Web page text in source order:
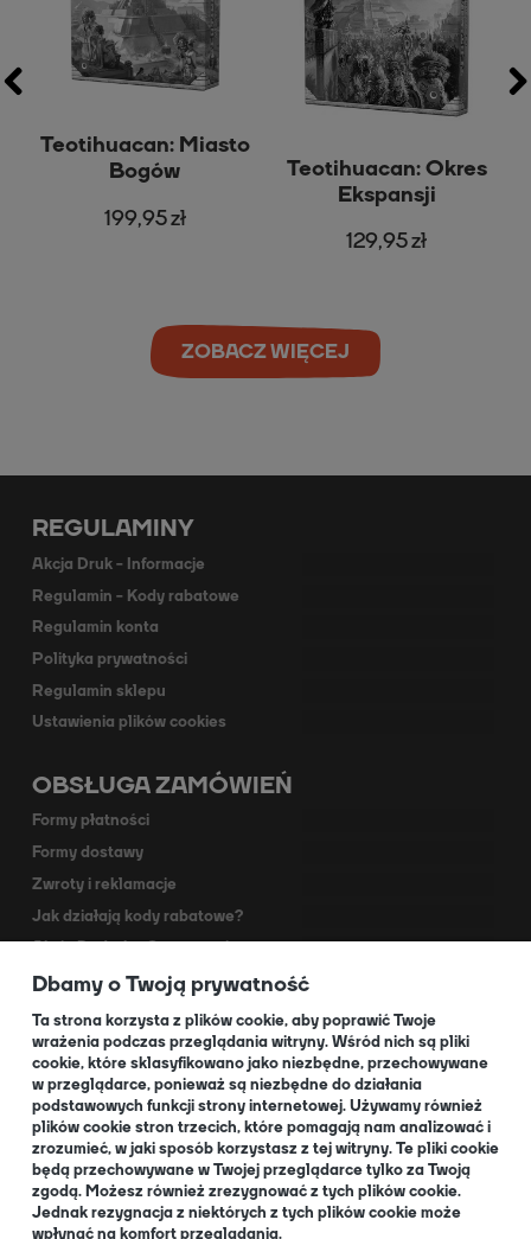
Teotihuacan: Miasto
Bogów
199,95 zł
Teotihuacan: Okres
Ekspansji
129,95 zł
ZOBACZ WIĘCEJ
REGULAMINY
Akcja Druk - Informacje
Regulamin - Kody rabatowe
Regulamin konta
Polityka prywatności
Regulamin sklepu
Ustawienia plików cookies
OBSŁUGA ZAMÓWIEŃ
Formy płatności
Formy dostawy
Zwroty i reklamacje
Jak działają kody rabatowe?
Akcja Dodruk - O programie
Kontakt
Dla Partnerów
O NAS
O nas
Informacja dla Klubów
Dbamy o Twoją prywatność
Ta strona korzysta z plików cookie, aby poprawić Twoje
wrażenia podczas przeglądania witryny. Wśród nich są pliki
cookie, które sklasyfikowano jako niezbędne, przechowywane
w przeglądarce, ponieważ są niezbędne do działania
podstawowych funkcji strony internetowej. Używamy również
plików cookie stron trzecich, które pomagają nam analizować i
zrozumieć, w jaki sposób korzystasz z tej witryny. Te pliki cookie
będą przechowywane w Twojej przeglądarce tylko za Twoją
zgodą. Możesz również zrezygnować z tych plików cookie.
Jednak rezygnacja z niektórych z tych plików cookie może
wpłynąć na komfort przeglądania.